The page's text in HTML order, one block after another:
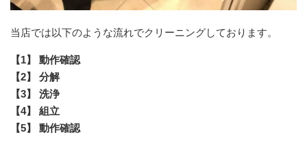
当店では以下のような流れでクリーニングしております。
【1】 動作確認
【2】 分解
【3】 洗浄
【4】 組立
【5】 動作確認